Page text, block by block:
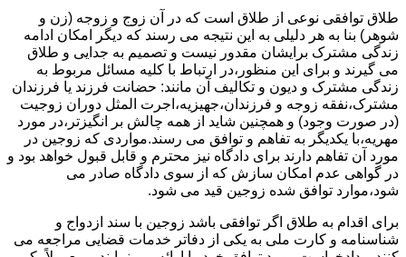
طلاق توافقی نوعی از طلاق است که در آن زوج و زوجه (زن و
شوهر) بنا به هر دلیلی به این نتیجه می رسند که دیگر امکان ادامه
زندگی مشترک برایشان مقدور نیست و تصمیم به جدایی و طلاق
می گیرند و برای این منظور،در ارتباط با کلیه مسائل مربوط به
زندگی مشترک و دیون و تکالیف آن مانند: حضانت فرزند یا فرزندان
مشترک،نفقه زوجه و فرزندان،جهیزیه،اجرت المثل دوران زوجیت
(در صورت وجود) و همچنین شاید از همه چالش بر انگیزتر،در مورد
مهریه،با یکدیگر به تفاهم و توافق می رسند.مواردی که زوجین در
مورد آن تفاهم دارند برای دادگاه نیز محترم و قابل قبول خواهد بود و
در گواهی عدم امکان سازش که از سوی دادگاه صادر می
شود،موارد توافق شده زوجین قید می شود.
برای اقدام به طلاق اگر توافقی باشد زوجین با سند ازدواج و
شناسنامه و کارت ملی به یکی از دفاتر خدمات قضایی مراجعه می